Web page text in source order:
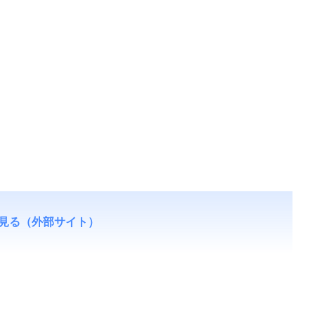
る（外部サイト）